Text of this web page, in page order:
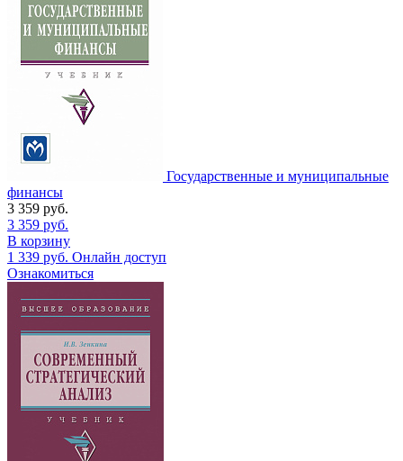
Государственные и муниципальные
финансы
3 359 руб.
3 359 руб.
В корзину
1 339 руб. Онлайн доступ
Ознакомиться